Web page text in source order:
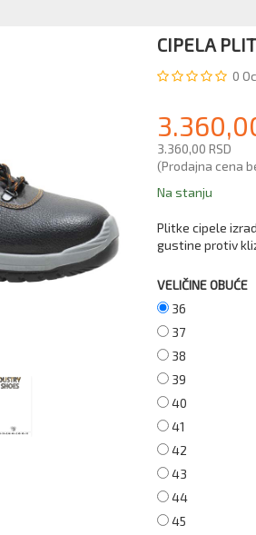
CIPELA
0
3.360,00 RSD
(Prodajna cena
Na stanju
Plitke cipele
gustine protiv
VELIČINE OBUĆE
36
37
38
39
40
41
42
43
44
45